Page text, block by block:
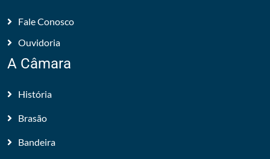
Fale Conosco
Ouvidoria
A Câmara
História
Brasão
Bandeira